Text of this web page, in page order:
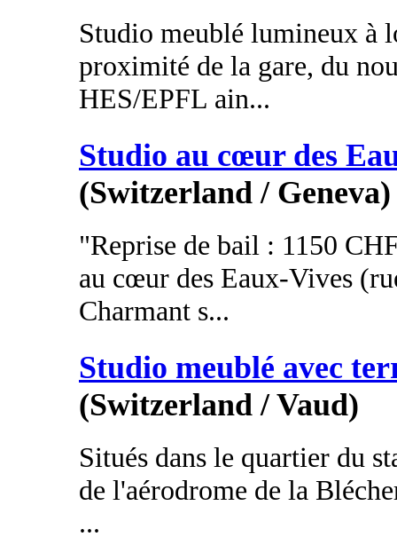
Studio meublé lumineux à
proximité de la gare, du
HES/EPFL ain...
Studio au cœur des
(Switzerland / Geneva)
"Reprise de bail : 1150
au cœur des Eaux-Vives
Charmant s...
Studio meublé avec
(Switzerland / Vaud)
Situés dans le quartier du
de l'aérodrome de la
...